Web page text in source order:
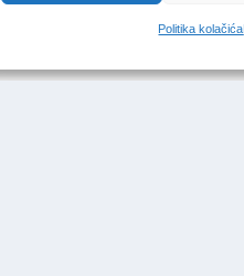
Politika kolačića